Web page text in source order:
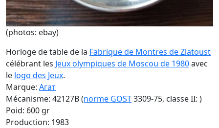
(photos: ebay)
Horloge de table de la Fabrique de Montres de Zlatoust
célébrant les Jeux olympiques de Moscou de 1980avec
le logo des Jeux.
Marque: Агат
Mécanisme: 42127B (norme GOST3309-75, classe II: )
Poid: 600 gr
Production: 1983